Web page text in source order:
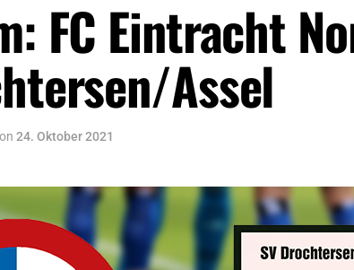
FC Eintracht
Assel
on 24. Oktober 2021